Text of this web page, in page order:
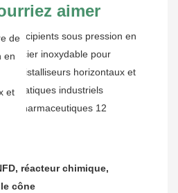
aimer
réacteur chimique,
cône